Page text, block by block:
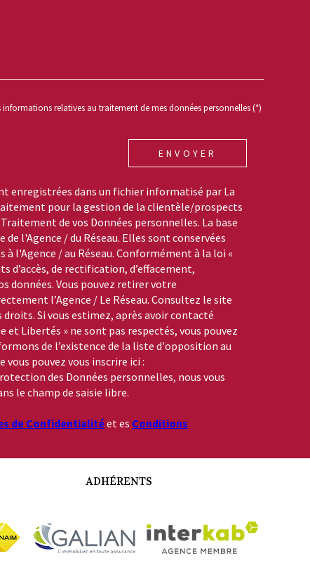
relatives au traitement de mes données personnelles (*)
ENVOYER
enregistrées dans un fichier informatisé par La
pour la gestion de la clientèle/prospects
de vos Données personnelles. La base
l'Agence / du Réseau. Elles sont conservées
l'Agence / au Réseau. Conformément à la loi «
d’accès, de rectification, d’effacement,
données. Vous pouvez retirer votre
l’Agence / Le Réseau. Consultez le site
Si vous estimez, après avoir contacté
et Libertés » ne sont pas respectés, vous pouvez
de l’existence de la liste d'opposition au
pouvez vous inscrire ici :
des Données personnelles, nous vous
le champ de saisie libre.
de Confidentialitéet es Conditions
ADHÉRENTS